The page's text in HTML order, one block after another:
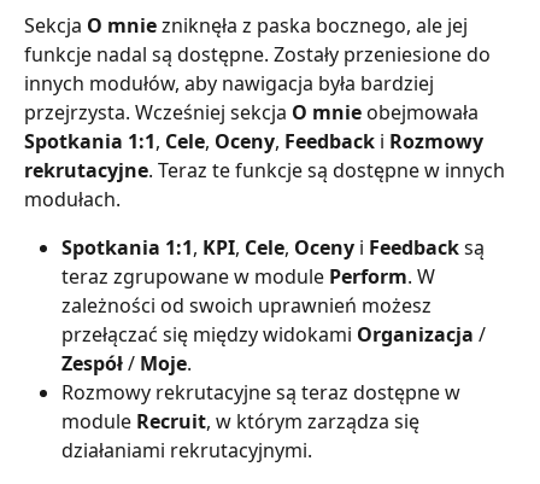
Sekcja O mnie zniknęła z paska bocznego, ale jej
funkcje nadal są dostępne. Zostały przeniesione do
innych modułów, aby nawigacja była bardziej
przejrzysta. Wcześniej sekcja O mnie obejmowała
Spotkania 1:1, Cele, Oceny, Feedback i Rozmowy
rekrutacyjne. Teraz te funkcje są dostępne w innych
modułach.
Spotkania 1:1, KPI, Cele, Oceny i Feedback są
teraz zgrupowane w module Perform. W
zależności od swoich uprawnień możesz
przełączać się między widokami Organizacja /
Zespół / Moje.
Rozmowy rekrutacyjne są teraz dostępne w
module Recruit, w którym zarządza się
działaniami rekrutacyjnymi.